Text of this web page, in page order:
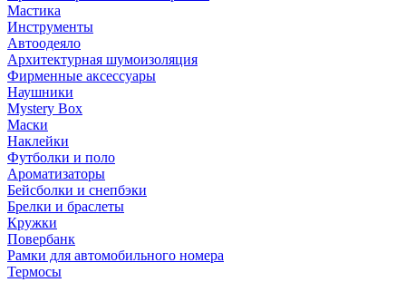
Мастика
Инструменты
Автоодеяло
Архитектурная шумоизоляция
Фирменные аксессуары
Наушники
Mystery Box
Маски
Наклейки
Футболки и поло
Ароматизаторы
Бейсболки и снепбэки
Брелки и браслеты
Кружки
Повербанк
Рамки для автомобильного номера
Термосы